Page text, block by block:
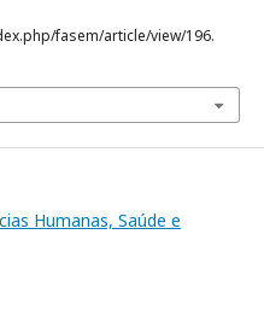
fasem/article/view/196.
Humanas, Saúde e